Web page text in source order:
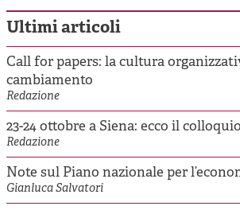
Ultimi articoli
Call for papers: la cultura
cambiamento
Redazione
23-24 ottobre a Siena: ecco il
Redazione
Note sul Piano nazionale per
Gianluca Salvatori